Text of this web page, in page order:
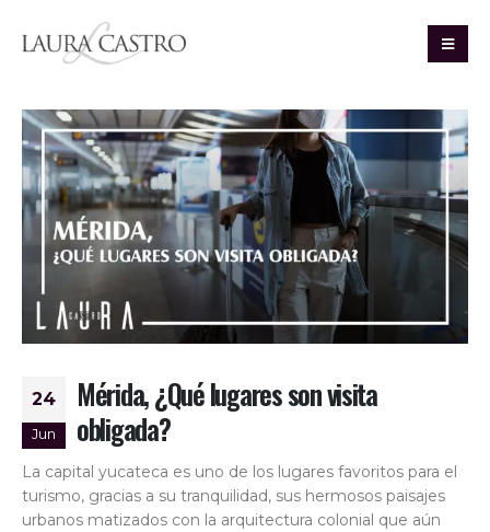
24
Jun
Mérida, ¿Qué lugares son visita
obligada?
La capital yucateca es uno de los lugares favoritos para el
turismo, gracias a su tranquilidad, sus hermosos paisajes
urbanos matizados con la arquitectura colonial que aún